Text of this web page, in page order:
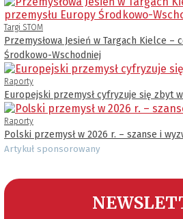
Targi STOM
Przemysłowa Jesień w Targach Kielce
Środkowo-Wschodniej
Raporty
Europejski przemysł cyfryzuje się zbyt
Raporty
Polski przemysł w 2026 r. – szanse i
Artykuł sponsorowany